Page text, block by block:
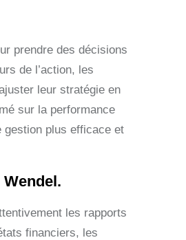
prendre des décisions
de l’action, les
leur stratégie en
sur la performance
gestion plus efficace et
les rapports
financiers, les